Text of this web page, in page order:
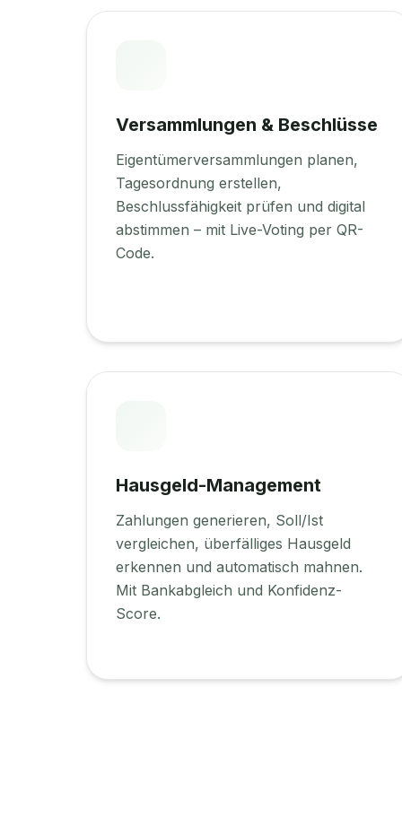
Versammlungen & Beschlüsse
Eigentümerversammlungen planen,
Tagesordnung erstellen,
Beschlussfähigkeit prüfen und digital
abstimmen – mit Live-Voting per QR-
Code.
Hausgeld-Management
Zahlungen generieren, Soll/Ist
vergleichen, überfälliges Hausgeld
erkennen und automatisch mahnen.
Mit Bankabgleich und Konfidenz-
Score.